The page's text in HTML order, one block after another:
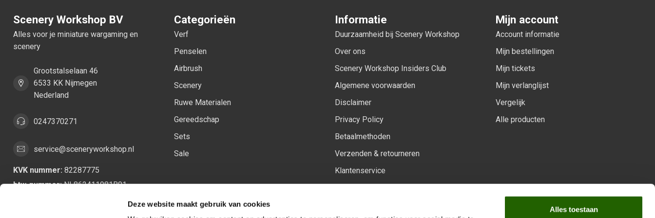
Deze website maakt gebruik van cookies
Alles toestaan
Scenery Workshop BV
Alles voor je miniature wargaming en
scenery
Grootstalselaan 46
6533 KK Nijmegen
Nederland
0247370271
service@sceneryworkshop.nl
KVK nummer: 82287775
btw-nummer:NL862411981B01
Categorieën
Verf
Penselen
Airbrush
Scenery
Ruwe Materialen
Gereedschap
Sets
Sale
Informatie
Duurzaamheid bij Scenery Workshop
Over ons
Scenery Workshop Insiders Club
Algemene voorwaarden
Disclaimer
Privacy Policy
Betaalmethoden
Verzenden & retourneren
Klantenservice
Mijn account
Account informatie
Mijn bestellingen
Mijn tickets
Mijn verlanglijst
Vergelijk
Alle producten